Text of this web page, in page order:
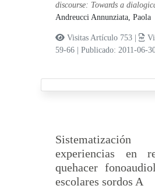
discourse: Towards a
Andreucci Annunziata, Paola
Visitas Artículo 753 |
59-66
|Publicado: 2011-06-
experiencias en
quehacer
escolares sordos A